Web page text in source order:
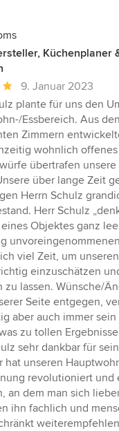
Küchenplaner
9. Januar 2023
plante für uns den
Essbereich. Aus
Zimmern
wohnlich offenes
übertrafen
über lange Zeit
Herrn Schulz
Herr Schulz
Objektes ganz
viel Zeit, um
einzuschätzen
lassen. Wünsche/
Seite entgegen,
aber auch immer sein
zu tollen
sehr dankbar für
hat unseren
revolutioniert und
an dem man sich
ihn fachlich und